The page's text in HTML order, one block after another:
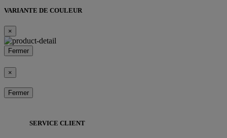
VARIANTE DE COULEUR
×
Fermer
×
Fermer
SERVICE CLIENT